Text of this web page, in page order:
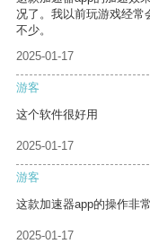
况了。我以前玩游戏经常
不少。
2025-01-17
游客
这个软件很好用
2025-01-17
游客
这款加速器app的操作非
2025-01-17